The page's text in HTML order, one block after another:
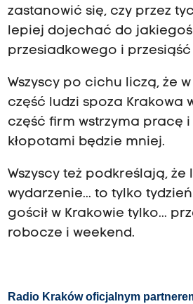
zastanowić się, czy przez
lepiej dojechać do
przesiadkowego i
Wszyscy po cichu liczą, że w
część ludzi spoza Krakowa
część firm wstrzyma pracę
kłopotami będzie mniej.
Wszyscy też podkreślają, że
wydarzenie... to tylko
gościł w Krakowie tylko...
robocze i weekend.
Radio Kraków oficjalnym